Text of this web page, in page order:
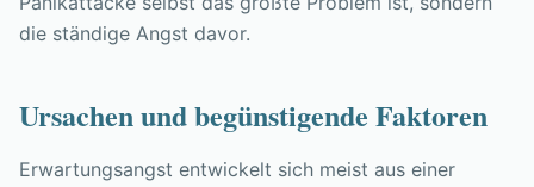
die ständige Angst davor.
Ursachen und begünstigende Faktoren
Erwartungsangst entwickelt sich meist aus einer